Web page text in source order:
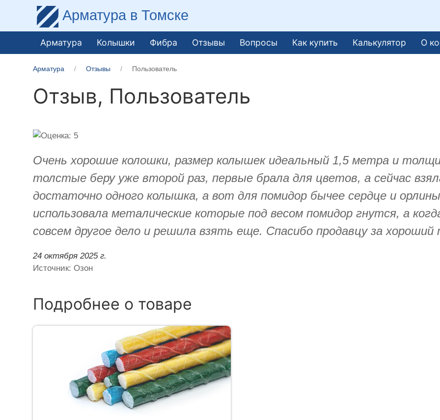
Арматура в Томске
Арматура Колышки Фибра Отзывы Вопросы Как купить Калькулятор О
Арматура Отзывы Пользователь
Отзыв, Пользователь
Очень хорошие колошки, размер колышек идеальный 1,5 метра и
толстые беру уже второй раз, первые брала для цветов, а сейчас
достаточно одного колышка, а вот для помидор бычее сердце и
использовала металические которые под весом помидор гнутся, а
совсем другое дело и решила взять еще. Спасибо продавцу за хороший
24 октября 2025 г.
Источник: Озон
Подробнее о товаре